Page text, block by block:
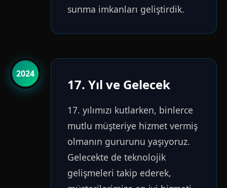
sunma imkanları geliştirdik.
2024
17. Yıl ve Gelecek
17. yılımızı kutlarken, binlerce
mutlu müşteriye hizmet vermiş
olmanın gururunu yaşıyoruz.
Gelecekte de teknolojik
gelişmeleri takip ederek,